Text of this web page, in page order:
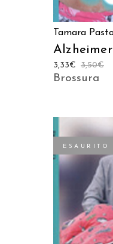
Tamara
Alzheimer
3,50€
3,33€
Brossura
ESAURITO